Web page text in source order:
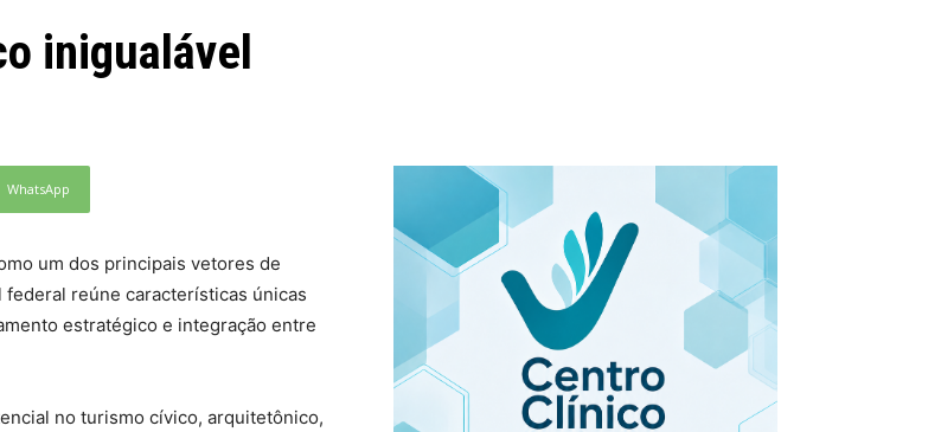
inigualável
WhatsApp
um dos principais vetores de
reúne características únicas
estratégico e integração entre
no turismo cívico, arquitetônico,